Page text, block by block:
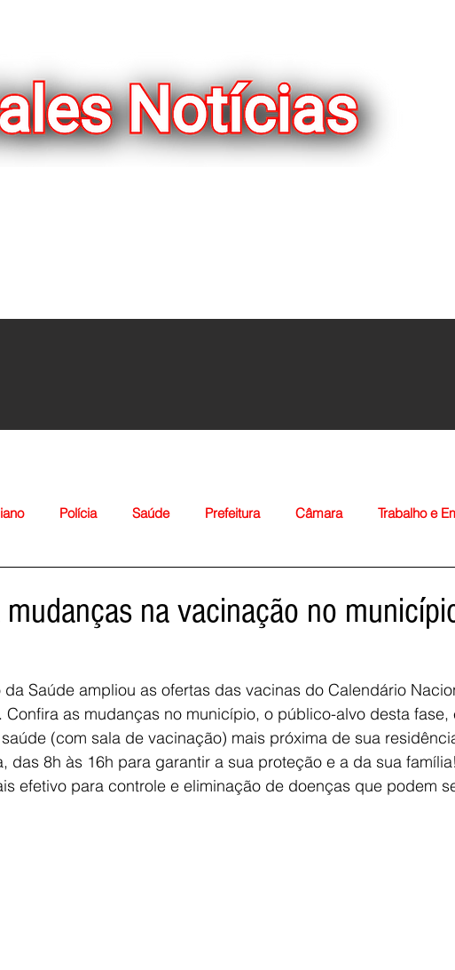
Voltar
Polícia Saúde Prefeitura Câmara Trabalho e
mudanças na vacinação no
da Saúde ampliou as ofertas das vacinas do Calendário
Confira as mudanças no município, o público-alvo desta
(com sala de vacinação) mais próxima de sua
das 8h às 16h para garantir a sua proteção e a da sua
efetivo para controle e eliminação de doenças que podem